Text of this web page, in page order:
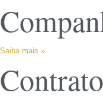
Saiba mais »